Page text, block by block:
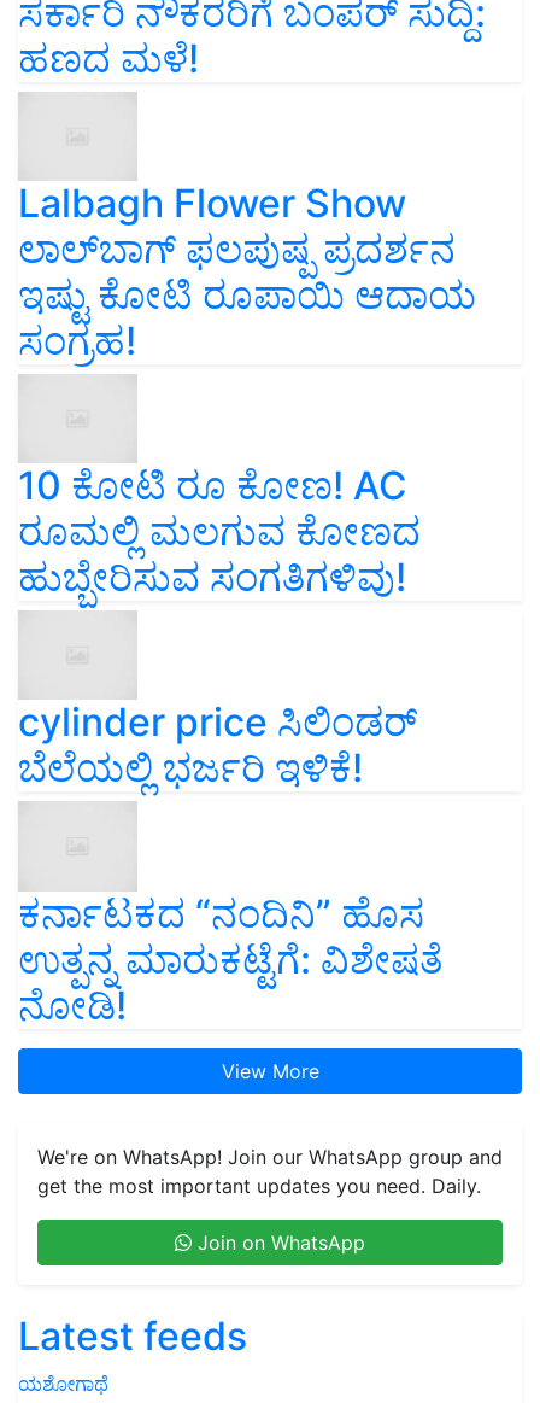
ಸರ್ಕಾರಿ ನೌಕರರಿಗೆ ಬಂಪರ್‌ ಸುದ್ದಿ:
ಹಣದ ಮಳೆ!
Lalbagh Flower Show
ಲಾಲ್‌ಬಾಗ್ ಫಲಪುಷ್ಪ ಪ್ರದರ್ಶನ
ಇಷ್ಟು ಕೋಟಿ ರೂಪಾಯಿ ಆದಾಯ
ಸಂಗ್ರಹ!
10 ಕೋಟಿ ರೂ ಕೋಣ! AC
ರೂಮಲ್ಲಿ ಮಲಗುವ ಕೋಣದ
ಹುಬ್ಬೇರಿಸುವ ಸಂಗತಿಗಳಿವು!
cylinder price ಸಿಲಿಂಡರ್‌
ಬೆಲೆಯಲ್ಲಿ ಭರ್ಜರಿ ಇಳಿಕೆ!
ಕರ್ನಾಟಕದ “ನಂದಿನಿ” ಹೊಸ
ಉತ್ಪನ್ನ ಮಾರುಕಟ್ಟೆಗೆ: ವಿಶೇಷತೆ
ನೋಡಿ!
View More
We're on WhatsApp! Join our WhatsApp group and
get the most important updates you need. Daily.
Join on WhatsApp
Latest feeds
ಯಶೋಗಾಥೆ